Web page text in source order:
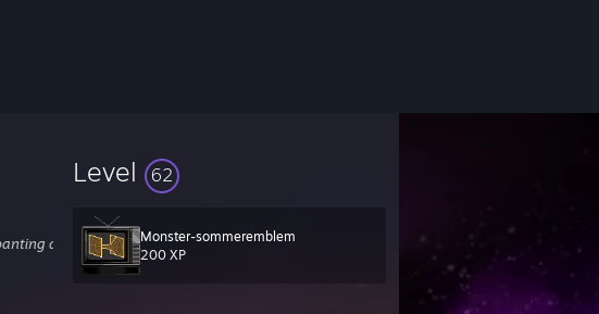
and sweating as you run through my corridors.
Level 62
Monster-sommeremblem
200 XP